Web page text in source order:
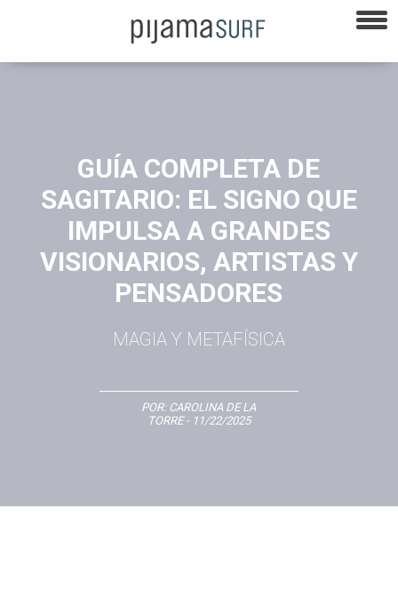
GUÍA COMPLETA DE
SAGITARIO: EL SIGNO QUE
IMPULSA A GRANDES
VISIONARIOS, ARTISTAS Y
PENSADORES
MAGIA Y METAFÍSICA
POR: CAROLINA DE LA
TORRE- 11/22/2025